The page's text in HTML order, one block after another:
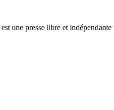
une presse libre et